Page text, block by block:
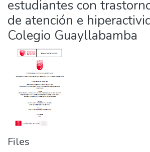
Statistics
estudiantes con
de atención e
Colegio Guayllabamba
Files